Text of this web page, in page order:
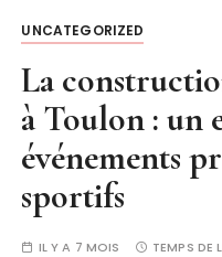
UNCATEGORIZED
La
à Toulon : un
événements
sportifs
IL Y A 7 MOIS TEMPS DE